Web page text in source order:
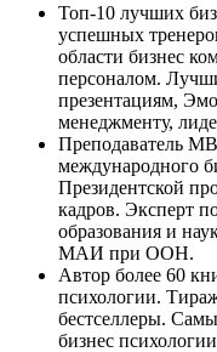
Топ-10 лучших
успешных
области бизнес
персоналом.
презентациям,
менеджменту,
Преподаватель
международного
Президентской
кадров. Эксперт
образования и
МАИ при ООН.
Автор более 60
психологии.
бестселлеры.
бизнес